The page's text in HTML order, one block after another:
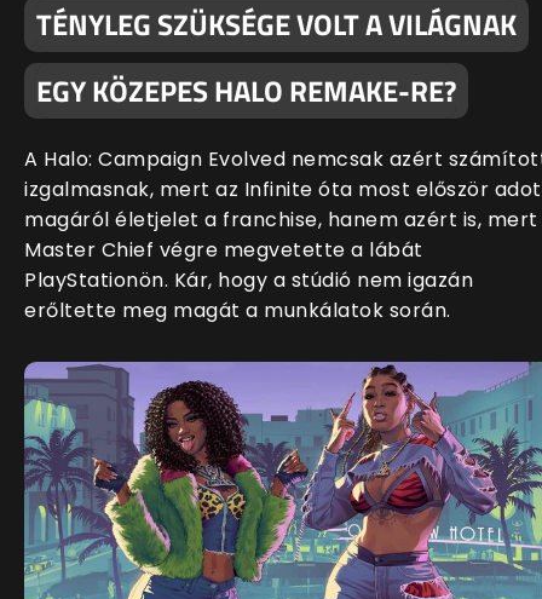
TÉNYLEG SZÜKSÉGE VOLT A VILÁGNAK
EGY KÖZEPES HALO REMAKE-RE?
A Halo: Campaign Evolved nemcsak azért
izgalmasnak, mert az Infinite óta most először
magáról életjelet a franchise, hanem azért is, mert
Master Chief végre megvetette a lábát
PlayStationön. Kár, hogy a stúdió nem igazán
erőltette meg magát a munkálatok során.